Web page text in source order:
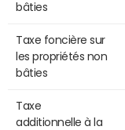
bâties
Taxe foncière sur
les propriétés non
bâties
Taxe
additionnelle à la